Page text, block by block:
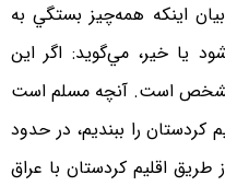
اينكه همه‌چيز بستگي به
يا خير، مي‌گويد: اگر اين
مشخص است. آنچه مسلم است
كردستان را ببنديم، در حدود
از طريق اقليم كردستان با عراق